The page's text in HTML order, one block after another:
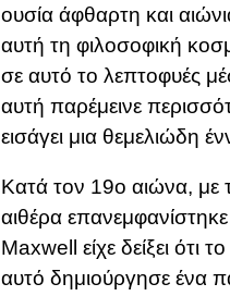
ουσία άφθαρτη και
αυτή τη φιλοσοφική
σε αυτό το λεπτοφυές
αυτή παρέμεινε
εισάγει μια θεμελιώδη
Κατά τον 19ο αιώνα, με
αιθέρα
Maxwell
είχε δείξει
αυτό δημιούργησε ένα